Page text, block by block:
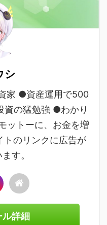
シ
家 ●資産運用で500
の猛勉強 ●わかり
ットーに、お金を増
トのリンクに広告が
す。
ル詳細